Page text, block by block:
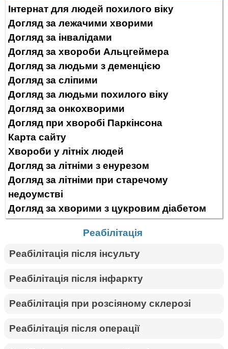
Інтернат для людей похилого віку
Догляд за лежачими хворими
Догляд за інвалідами
Догляд за хвороби Альцгеймера
Догляд за людьми з деменцією
Догляд за сліпими
Догляд за людьми похилого віку
Догляд за онкохворими
Догляд при хворобі Паркінсона
Карта сайту
Хвороби у літніх людей
Догляд за літніми з енурезом
Догляд за літніми при старечому
недоумстві
Догляд за хворими з цукровим діабетом
Реабілітація
Реабілітація після інсульту
Реабілітація після інфаркту
Реабілітація при розсіяному склерозі
Реабілітація після операції